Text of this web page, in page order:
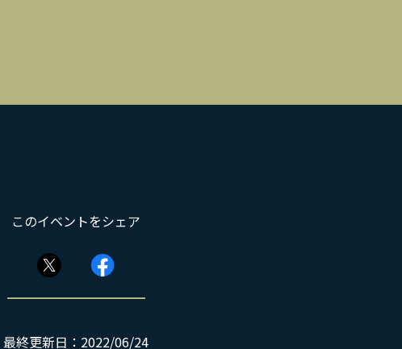
このイベントをシェア
最終更新日：2022/06/24